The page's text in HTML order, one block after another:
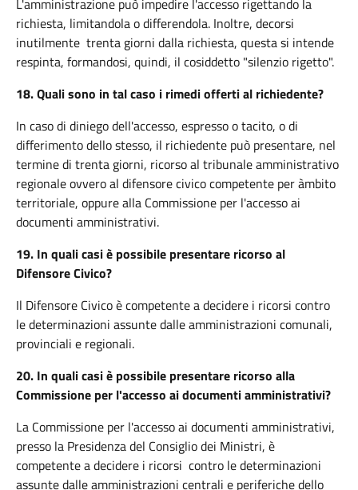
L'amministrazione può impedire l'accesso rigettando la
richiesta, limitandola o differendola. Inoltre, decorsi
inutilmente trenta giorni dalla richiesta, questa si intende
respinta, formandosi, quindi, il cosiddetto "silenzio rigetto".
18.Quali sono in tal caso i rimedi offerti al richiedente?
In caso di diniego dell'accesso, espresso o tacito, o di
differimento dello stesso, il richiedente può presentare, nel
termine di trenta giorni, ricorso al tribunale amministrativo
regionale ovvero al difensore civico competente per àmbito
territoriale, oppure alla Commissione per l'accesso ai
documenti amministrativi.
19. In quali casi è possibile presentare ricorso al
Difensore Civico?
Il Difensore Civico è competente a decidere i ricorsi contro
le determinazioni assunte dalle amministrazioni comunali,
provinciali e regionali.
20. In quali casi è possibile presentare ricorso alla
Commissione per l'accesso ai documenti amministrativi?
La Commissione per l'accesso ai documenti amministrativi,
presso la Presidenza del Consiglio dei Ministri, è
competente a decidere i ricorsi contro le determinazioni
assunte dalle amministrazioni centrali e periferiche dello